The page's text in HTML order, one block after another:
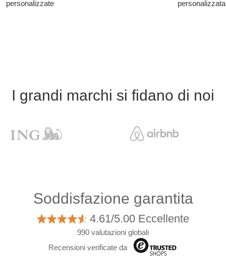
personalizzate personalizzata
I grandi marchi si fidano di noi
Soddisfazione garantita
4.61/5.00 Eccellente
990 valutazioni globali
Recensioni verificate da